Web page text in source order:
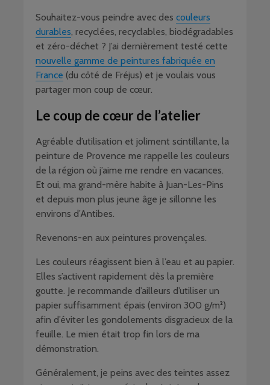
Souhaitez-vous peindre avec des couleurs
durables, recyclées, recyclables, biodégradables
et zéro-déchet ? J’ai dernièrement testé cette
nouvelle gamme de peintures fabriquée en
France (du côté de Fréjus) et je voulais vous
partager mon coup de cœur.
Le coup de cœur de l’atelier
Agréable d’utilisation et joliment scintillante, la
peinture de Provence me rappelle les couleurs
de la région où j’aime me rendre en vacances.
Et oui, ma grand-mère habite à Juan-Les-Pins
et depuis mon plus jeune âge je sillonne les
environs d’Antibes.
Revenons-en aux peintures provençales.
Les couleurs réagissent bien à l’eau et au papier.
Elles s’activent rapidement dès la première
goutte. Je recommande d’ailleurs d’utiliser un
papier suffisamment épais (environ 300 g/m²)
afin d’éviter les gondolements disgracieux de la
feuille. Le mien était trop fin lors de ma
démonstration.
Généralement, je peins avec des teintes assez